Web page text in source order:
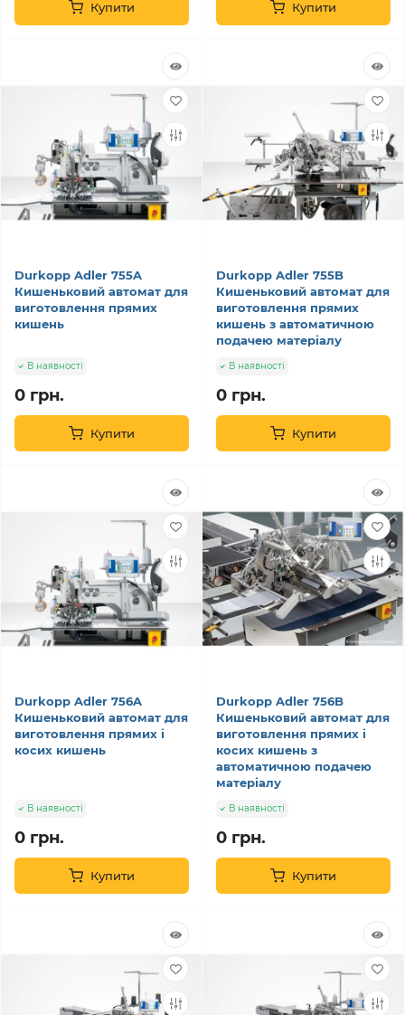
Купити Купити
Durkopp Adler 755A
Кишеньковий автомат для
виготовлення прямих
кишень
В наявності
0 грн.
Купити
Durkopp Adler 755B
Кишеньковий автомат для
виготовлення прямих
кишень з автоматичною
подачею матеріалу
В наявності
0 грн.
Купити
Durkopp Adler 756A
Кишеньковий автомат для
виготовлення прямих і
косих кишень
В наявності
0 грн.
Купити
Durkopp Adler 756B
Кишеньковий автомат для
виготовлення прямих і
косих кишень з
автоматичною подачею
матеріалу
В наявності
0 грн.
Купити